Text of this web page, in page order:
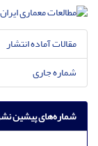
مقالات آماده انتشار
شماره جاری
شماره‌های پیشین